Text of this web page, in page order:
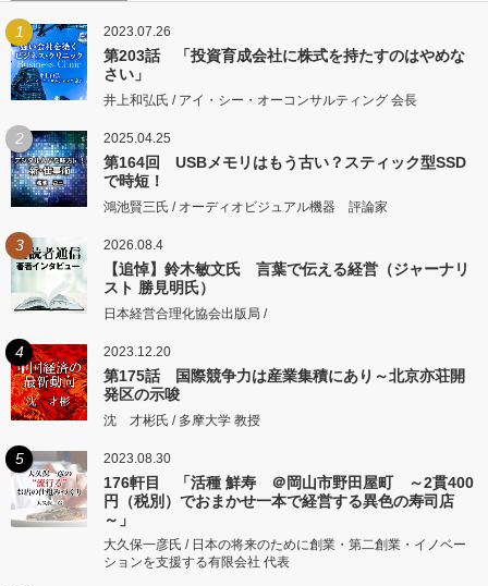
1 2023.07.26
第203話 「投資育成会社に株式を持たすのはやめな
さい」
井上和弘氏 / アイ・シー・オーコンサルティング 会長
2 2025.04.25
第164回 USBメモリはもう古い？スティック型SSD
で時短！
鴻池賢三氏 / オーディオビジュアル機器 評論家
3 2026.08.4
【追悼】鈴木敏文氏 言葉で伝える経営（ジャーナリ
スト 勝見明氏）
日本経営合理化協会出版局 /
4 2023.12.20
第175話 国際競争力は産業集積にあり～北京亦荘開
発区の示唆
沈 才彬氏 / 多摩大学 教授
5 2023.08.30
176軒目 「活種 鮮寿 ＠岡山市野田屋町 ～2貫400
円（税別）でおまかせ一本で経営する異色の寿司店
～」
大久保一彦氏 / 日本の将来のために創業・第二創業・イノベー
ションを支援する有限会社 代表